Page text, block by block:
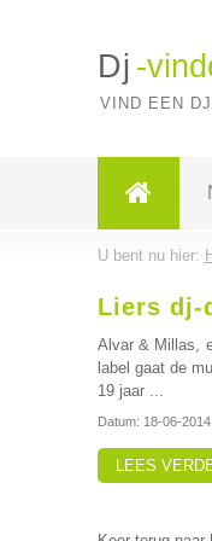
Dj -
VIND EEN
U bent nu hier:
Liers dj-
Alvar & Millas,
label gaat de
19 jaar ...
Datum: 18-06-
LEES